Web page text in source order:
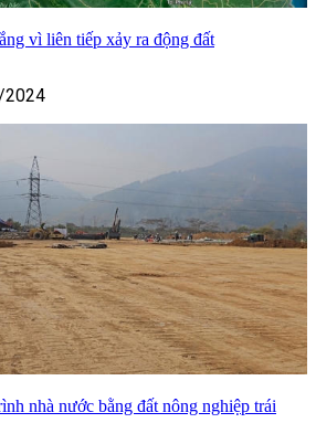
vì liên tiếp xảy ra động đất
nhà nước bằng đất nông nghiệp trái